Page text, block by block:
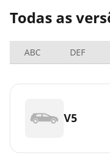
Todas as
ABC DEF
V5